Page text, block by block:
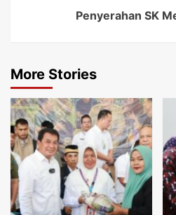
Penyerahan SK
More Stories